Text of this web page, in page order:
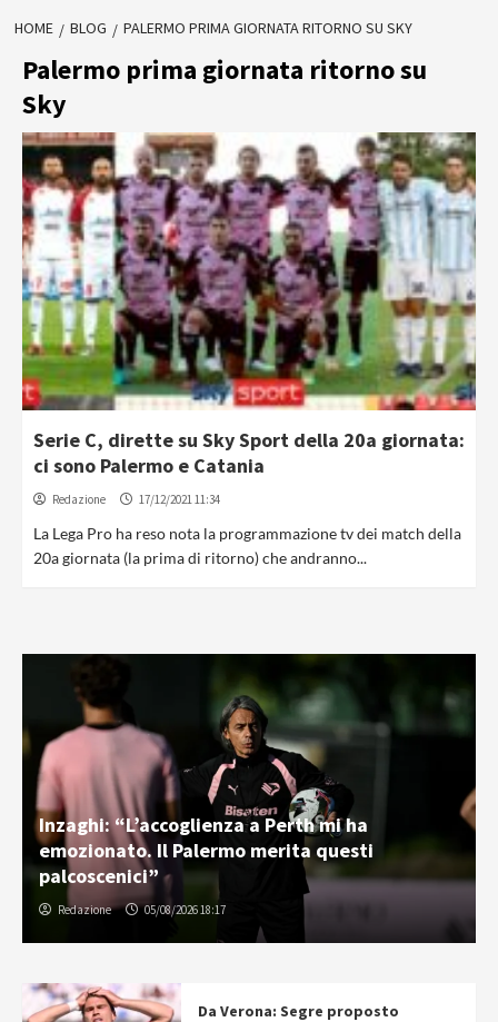
HOME BLOG PALERMO PRIMA GIORNATA RITORNO SU SKY
Palermo prima giornata ritorno su
Sky
Serie C, dirette su Sky Sport della 20a giornata:
ci sono Palermo e Catania
Redazione 17/12/2021 11:34
La Lega Pro ha reso nota la programmazione tv dei match della
20a giornata (la prima di ritorno) che andranno...
Inzaghi: “L’accoglienza a Perth mi ha
emozionato. Il Palermo merita questi
palcoscenici”
Redazione 05/08/2026 18:17
Da Verona: Segre proposto